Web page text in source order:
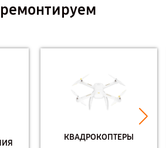
КВАДРОКОПТЕРЫ